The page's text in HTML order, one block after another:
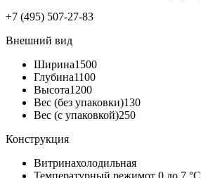
+7 (495) 507-27-83
Внешний вид
Ширина1500
Глубина1100
Высота1200
Вес (без упаковки)130
Вес (с упаковкой)250
Конструкция
Витринахолодильная